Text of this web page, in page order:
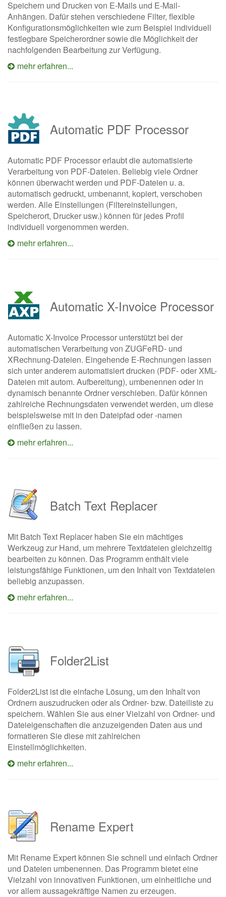
Speichern und Drucken von E-Mails und E-Mail-
Anhängen. Dafür stehen verschiedene Filter, flexible
Konfigurationsmöglichkeiten wie zum Beispiel individuell
festlegbare Speicherordner sowie die Möglichkeit der
nachfolgenden Bearbeitung zur Verfügung.
mehr erfahren...
Automatic PDF Processor
Automatic PDF Processor erlaubt die automatisierte
Verarbeitung von PDF-Dateien. Beliebig viele Ordner
können überwacht werden und PDF-Dateien u. a.
automatisch gedruckt, umbenannt, kopiert, verschoben
werden. Alle Einstellungen (Filtereinstellungen,
Speicherort, Drucker usw.) können für jedes Profil
individuell vorgenommen werden.
mehr erfahren...
Automatic X-Invoice Processor
Automatic X-Invoice Processor unterstützt bei der
automatischen Verarbeitung von ZUGFeRD- und
XRechnung-Dateien. Eingehende E-Rechnungen lassen
sich unter anderem automatisiert drucken (PDF- oder XML-
Dateien mit autom. Aufbereitung), umbenennen oder in
dynamisch benannte Ordner verschieben. Dafür können
zahlreiche Rechnungsdaten verwendet werden, um diese
beispielsweise mit in den Dateipfad oder -namen
einfließen zu lassen.
mehr erfahren...
Batch Text Replacer
Mit Batch Text Replacer haben Sie ein mächtiges
Werkzeug zur Hand, um mehrere Textdateien gleichzeitig
bearbeiten zu können. Das Programm enthält viele
leistungsfähige Funktionen, um den Inhalt von Textdateien
beliebig anzupassen.
mehr erfahren...
Folder2List
Folder2List ist die einfache Lösung, um den Inhalt von
Ordnern auszudrucken oder als Ordner- bzw. Dateiliste zu
speichern. Wählen Sie aus einer Vielzahl von Ordner- und
Dateieigenschaften die anzuzeigenden Daten aus und
formatieren Sie diese mit zahlreichen
Einstellmöglichkeiten.
mehr erfahren...
Rename Expert
Mit Rename Expert können Sie schnell und einfach Ordner
und Dateien umbenennen. Das Programm bietet eine
Vielzahl von innovativen Funktionen, um einheitliche und
vor allem aussagekräftige Namen zu erzeugen.